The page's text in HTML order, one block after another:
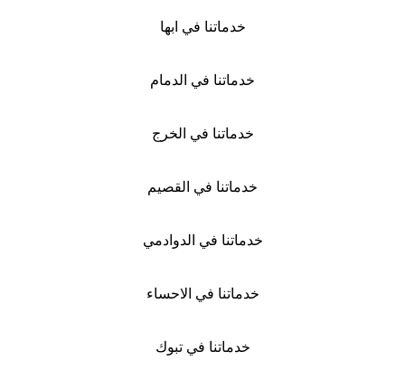
خدماتنا في ابها
خدماتنا في الدمام
خدماتنا في الخرج
خدماتنا في القصيم
خدماتنا في الدوادمي
خدماتنا في الاحساء
خدماتنا في تبوك